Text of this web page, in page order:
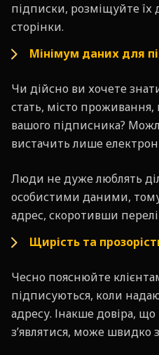
підписки, розміщуйте їх
сторінки.
Мінімум даних для
Чи дійсно ви хочете
стать, місто
вашого підписника?
вистачить лише
Люди не дуже люблять
особистими даними,
адрес, скоротивши
Щирість та
Чесно пояснюйте
підписуються, коли
адресу. Інакше довіра,
з’являтися, може швидко